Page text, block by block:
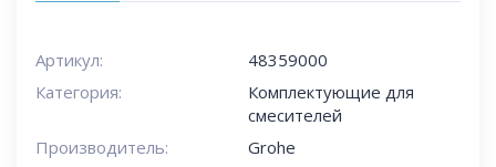
Артикул:
48359000
Категория:
Комплектующие для
смесителей
Производитель:
Grohe